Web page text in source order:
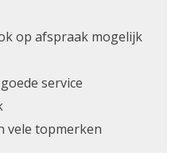
op afspraak mogelijk
service
vele topmerken